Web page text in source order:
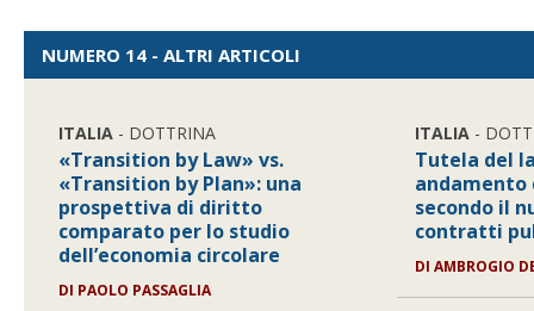
NUMERO 14 - ALTRI ARTICOLI
ITALIA - DOTTRINA
«Transition by Law» vs.
«Transition by Plan»: una
prospettiva di diritto
comparato per lo studio
dell’economia circolare
DI PAOLO PASSAGLIA
ITALIA -
Tutela del
andamento
secondo il
contratti
DIAMBROGIO